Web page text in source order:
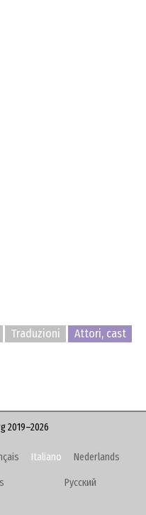
Traduzioni
Attori, cast
2019–2026
Italiano Nederlands
Русский